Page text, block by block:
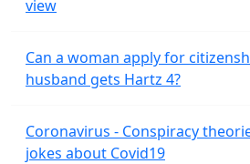
view
Can a woman apply for
husband gets Hartz 4?
Coronavirus - Conspiracy
jokes about Covid19